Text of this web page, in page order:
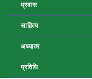
प्रवास
साहित्य
अध्यात्म
प्रविधि